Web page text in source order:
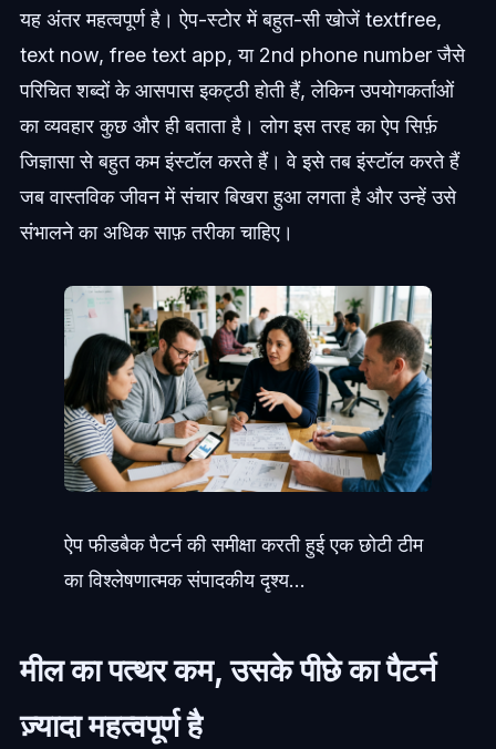
यह अंतर महत्वपूर्ण है। ऐप-स्टोर में बहुत-सी खोजें textfree,
text now, free text app, या 2nd phone number जैसे
परिचित शब्दों के आसपास इकट्ठी होती हैं, लेकिन उपयोगकर्ताओं
का व्यवहार कुछ और ही बताता है। लोग इस तरह का ऐप सिर्फ़
जिज्ञासा से बहुत कम इंस्टॉल करते हैं। वे इसे तब इंस्टॉल करते हैं
जब वास्तविक जीवन में संचार बिखरा हुआ लगता है और उन्हें उसे
संभालने का अधिक साफ़ तरीका चाहिए।
ऐप फीडबैक पैटर्न की समीक्षा करती हुई एक छोटी टीम
का विश्लेषणात्मक संपादकीय दृश्य...
मील का पत्थर कम, उसके पीछे का पैटर्न
ज़्यादा महत्वपूर्ण है